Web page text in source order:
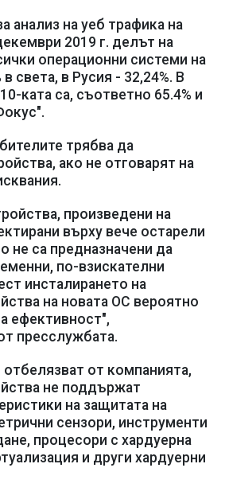
анализ на уеб трафика на
2019 г. делът на
операционни системи на
света, в Русия - 32,24%. В
ката са, съответно 65.4% и
трябва да
ако не отговарят на
произведени на
върху вече остарели
не са предназначени да
по-взискателни
инсталирането на
на новата ОС вероятно
ефективност",
пресслужбата.
от компанията,
не поддържат
на защитата на
сензори, инструменти
процесори с хардуерна
и други хардуерни